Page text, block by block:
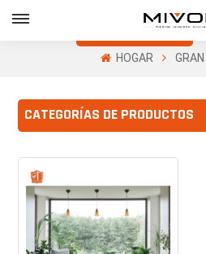
Obtenga Una
Cotización Gratis
HOGAR GRAN
CATEGORÍAS DE PRODUCTOS